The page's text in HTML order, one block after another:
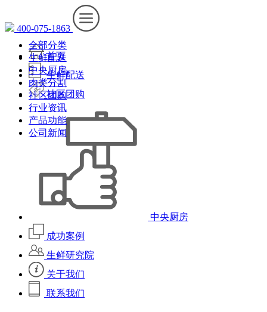
400-075-1863
首页
生鲜配送
社区团购
中央厨房
成功案例
生鲜研究院
关于我们
联系我们
全部分类
生鲜配送
中央厨房
肉类分割
社区团购
行业资讯
产品功能
公司新闻